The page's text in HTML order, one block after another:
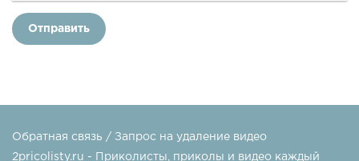
Отправить
Обратная связь / Запрос на удаление видео
2pricolisty.ru - Приколисты, приколы и видео каждый